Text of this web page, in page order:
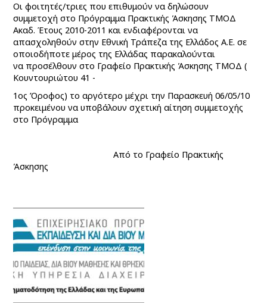
Oι φοιτητές/τριες που επιθυμούν να δηλώσουν
συμμετοχή στο Πρόγραμμα Πρακτικής Άσκησης ΤΜΟΔ
Ακαδ. Έτους 2010-2011 και ενδιαφέρονται να
απασχοληθούν στην Εθνική Τράπεζα της Ελλάδος Α.Ε. σε
οποιοδήποτε μέρος της Ελλάδας παρακαλούνται
να προσέλθουν στο Γραφείο Πρακτικής Άσκησης ΤΜΟΔ (
Κουντουριώτου 41 -
1ος Όροφος) το αργότερο μέχρι την Παρασκευή 06/05/10
προκειμένου να υποβάλουνσχετική αίτηση συμμετοχής
στο Πρόγραμμα
Από το Γραφείο Πρακτικής
Άσκησης